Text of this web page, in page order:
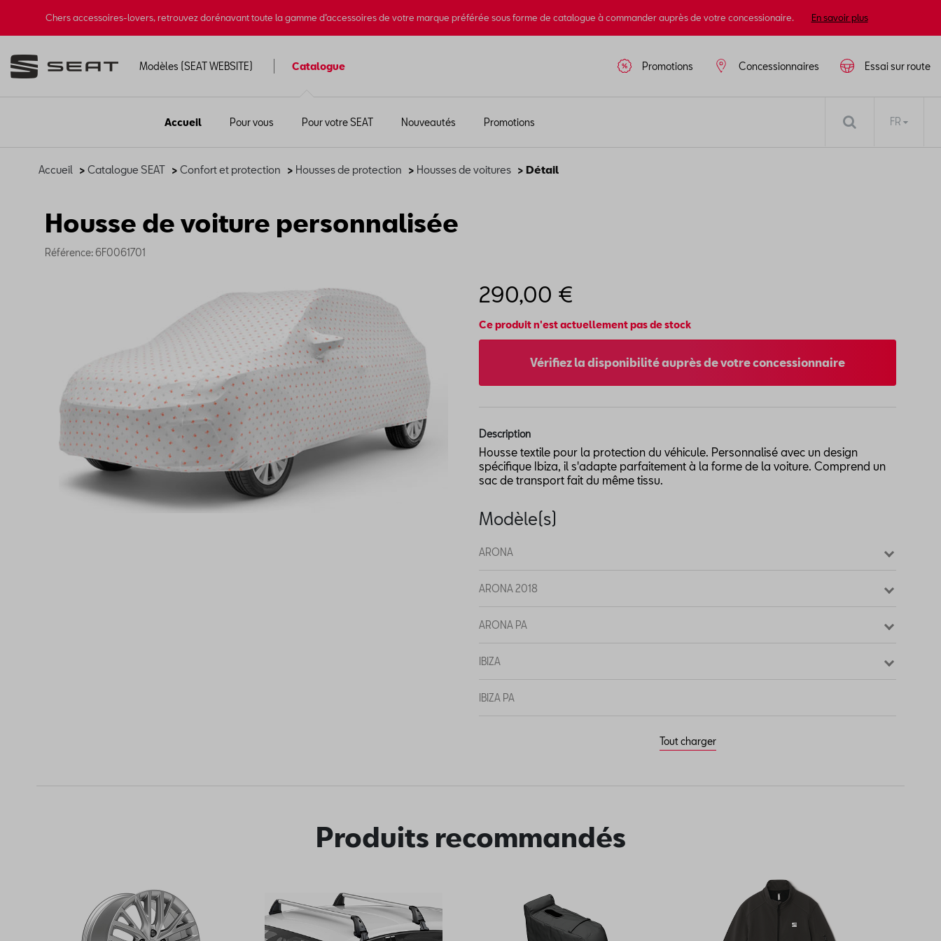
Chers accessoires-lovers, retrouvez dorénavant toute la gamme d’accessoires de votre marque préférée sous forme de catalogue à commander auprès de votre concessionaire. En savoir plus
Modèles (SEAT WEBSITE) Catalogue
Accueil Pour vous Pour votre SEAT Nouveautés Promotions
Essai sur route
Concessionnaires
Promotions
FR
Accueil > Catalogue SEAT > Confort et protection > Housses de protection > Housses de voitures > Détail
Housse de voiture personnalisée
Référence: 6F0061701
290,00 €
Ce produit n'est actuellement pas de stock
Vérifiez la disponibilité auprès de votre concessionnaire
Description
Housse textile pour la protection du véhicule. Personnalisé avec un design
spécifique Ibiza, il s'adapte parfaitement à la forme de la voiture. Comprend un
sac de transport fait du même tissu.
Modèle(s)
ARONA
ARONA 2018
ARONA PA
IBIZA
IBIZA PA
Tout charger
Produits recommandés